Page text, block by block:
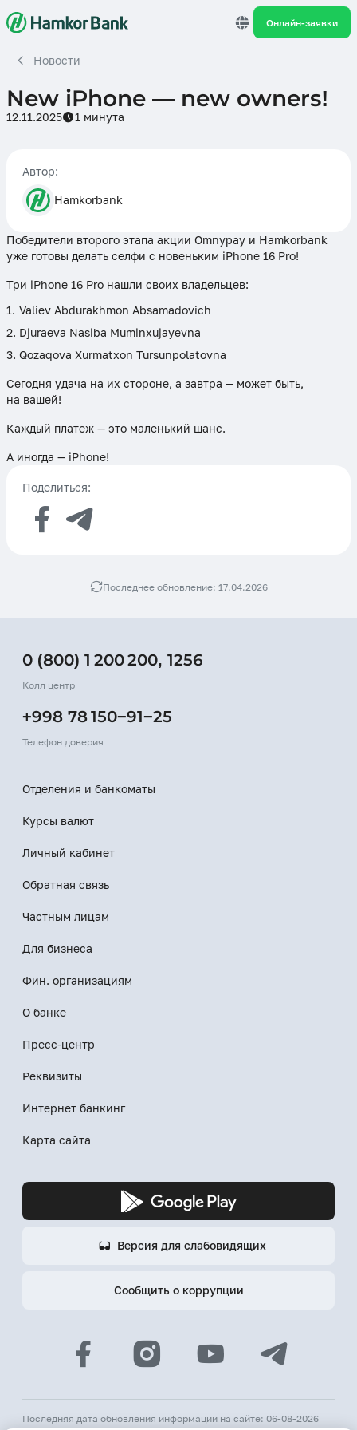
Онлайн-заявки
Новости
New iPhone — new owners!
12.11.2025 1 минута
Автор:
Hamkorbank
Победители второго этапа акции Omnypay и Hamkorbank
уже готовы делать селфи с новеньким iPhone 16 Pro!
Три iPhone 16 Pro нашли своих владельцев:
Valiev Abdurakhmon Absamadovich
Djuraeva Nasiba Muminxujayevna
Qozaqova Xurmatxon Tursunpolatovna
Сегодня удача на их стороне, а завтра — может быть,
на вашей!
Каждый платеж — это маленький шанс.
А иногда — iPhone!
Поделиться:
Последнее обновление: 17.04.2026
0 (800) 1 200 200, 1256
Колл центр
+998 78 150−91−25
Телефон доверия
Отделения и банкоматы
Курсы валют
Личный кабинет
Обратная связь
Частным лицам
Для бизнеса
Фин. организациям
О банке
Пресс-центр
Реквизиты
Интернет банкинг
Карта сайта
Версия для слабовидящих
Сообщить о коррупции
Последняя дата обновления информации на сайте: 06-08-2026